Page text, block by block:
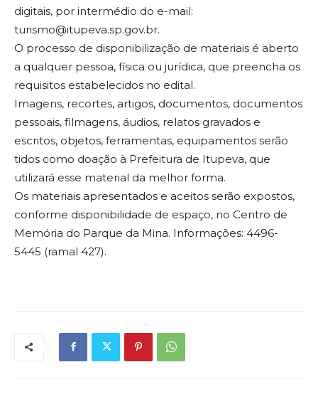
digitais, por intermédio do e-mail:
turismo@itupeva.sp.gov.br.
O processo de disponibilização de materiais é aberto
a qualquer pessoa, física ou jurídica, que preencha os
requisitos estabelecidos no edital.
Imagens, recortes, artigos, documentos, documentos
pessoais, filmagens, áudios, relatos gravados e
escritos, objetos, ferramentas, equipamentos serão
tidos como doação à Prefeitura de Itupeva, que
utilizará esse material da melhor forma.
Os materiais apresentados e aceitos serão expostos,
conforme disponibilidade de espaço, no Centro de
Memória do Parque da Mina. Informações: 4496-
5445 (ramal 427).